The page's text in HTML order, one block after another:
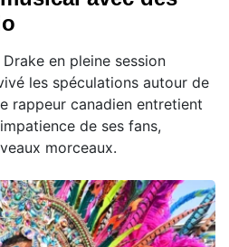
en pleine session
les spéculations autour de
rappeur canadien entretient
de ses fans,
morceaux.